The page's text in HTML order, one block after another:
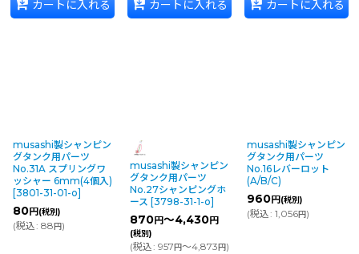
カートに入れる カートに入れる カートに入れる
musashi製シャンピン
グタンク用パーツ
No.31A スプリングワ
ッシャー 6mm(4個入)
[3801-31-01-o]
80円(税別)
(税込: 88円)
musashi製シャンピン
グタンク用パーツ
No.27シャンピングホ
ース [3798-31-1-o]
870円～4,430円
(税別)
(税込: 957 円～4,873 円)
musashi製シャンピン
グタンク用パーツ
No.16レバーロット
(A/B/C)
960円(税別)
(税込: 1,056円)